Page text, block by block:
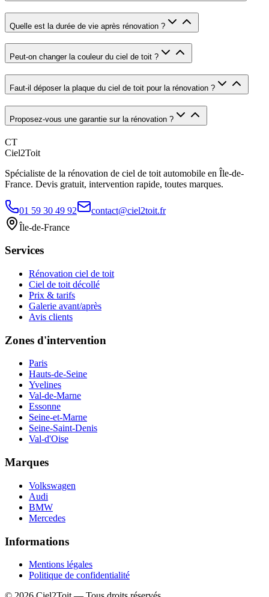
Quelle est la durée de vie après rénovation ?
Peut-on changer la couleur du ciel de toit ?
Faut-il déposer la plaque du ciel de toit pour la rénovation ?
Proposez-vous une garantie sur la rénovation ?
CT
Ciel2Toit
Spécialiste de la rénovation de ciel de toit automobile en Île-de-
France. Devis gratuit, intervention rapide, toutes marques.
01 59 30 49 92
contact@ciel2toit.fr
Île-de-France
Services
Rénovation ciel de toit
Ciel de toit décollé
Prix & tarifs
Galerie avant/après
Avis clients
Zones d'intervention
Paris
Hauts-de-Seine
Yvelines
Val-de-Marne
Essonne
Seine-et-Marne
Seine-Saint-Denis
Val-d'Oise
Marques
Volkswagen
Audi
BMW
Mercedes
Informations
Mentions légales
Politique de confidentialité